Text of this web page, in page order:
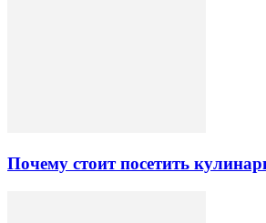
Почему стоит посетить